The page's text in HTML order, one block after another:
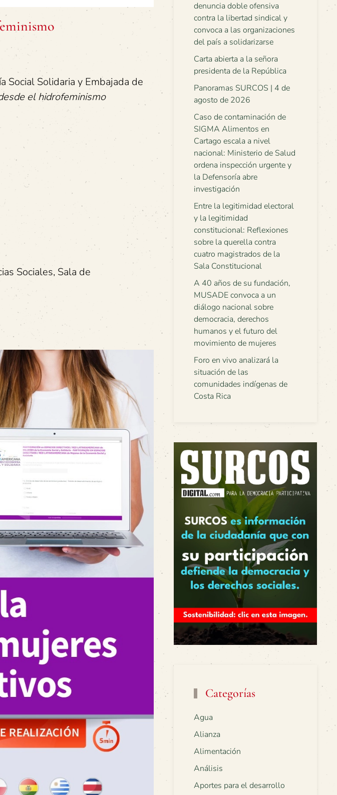
Social Solidaria y Embajada de
el hidrofeminismo
Sociales, Sala de
denuncia doble ofensiva
contra la libertad sindical y
convoca a las organizaciones
del país a solidarizarse
Carta abierta a la señora
presidenta de la República
Panoramas SURCOS | 4 de
agosto de 2026
Caso de contaminación de
SIGMA Alimentos en
Cartago escala a nivel
nacional: Ministerio de Salud
ordena inspección urgente y
la Defensoría abre
investigación
Entre la legitimidad electoral
y la legitimidad
constitucional: Reflexiones
sobre la querella contra
cuatro magistrados de la
Sala Constitucional
A 40 años de su fundación,
MUSADE convoca a un
diálogo nacional sobre
democracia, derechos
humanos y el futuro del
movimiento de mujeres
Foro en vivo analizará la
situación de las
comunidades indígenas de
Costa Rica
Categorías
Agua
Alianza
Alimentación
Análisis
Aportes para el desarrollo